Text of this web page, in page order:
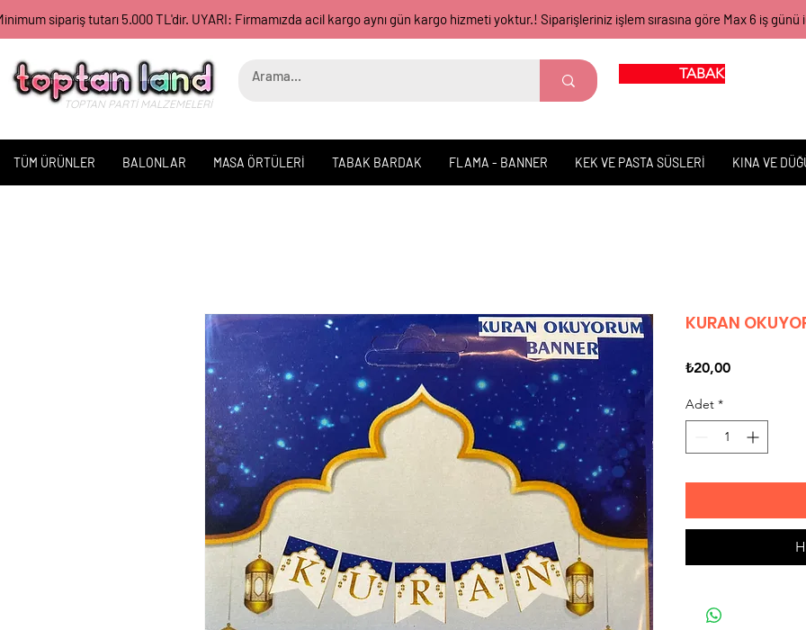
sipariş tutarı 5.000 TL'dir. UYARI: Firmamızda acil kargo aynı gün kargo hizmeti yoktur.! Siparişleriniz işlem sırasına göre Max 6 iş
TOPTAN PARTİ MALZEMELERİ
TABAK BARDAK
TÜM ÜRÜNLER BALONLAR MASA ÖRTÜLERİ TABAK BARDAK FLAMA - BANNER KEK VE PASTA SÜSLERİ KINA VE
KURAN
₺20,00Fiyat
Adet *